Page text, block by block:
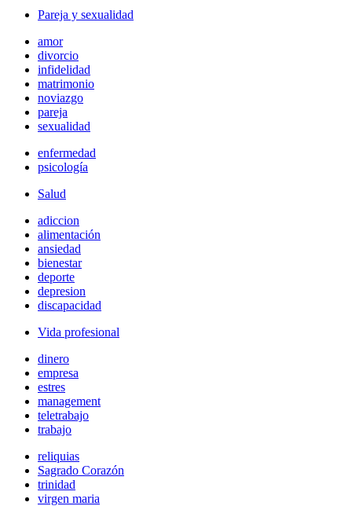
Pareja y sexualidad
amor
divorcio
infidelidad
matrimonio
noviazgo
pareja
sexualidad
enfermedad
psicología
Salud
adiccion
alimentación
ansiedad
bienestar
deporte
depresion
discapacidad
Vida profesional
dinero
empresa
estres
management
teletrabajo
trabajo
reliquias
Sagrado Corazón
trinidad
virgen maria